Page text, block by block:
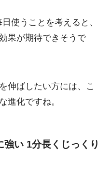
使うことを考えると、
果が期待できそうで
伸ばしたい方には、こ
進化ですね。
い 1分長くじっくり